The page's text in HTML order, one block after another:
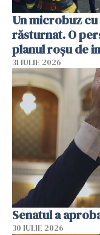
Un microbuz
răsturnat. O
planul roșu de
31 IULIE 2026
Senatul a
30 IULIE 2026